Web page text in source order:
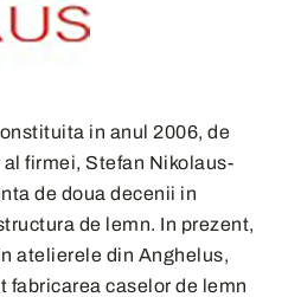
in anul 2006, de
firmei, Stefan Nikolaus-
de doua decenii in
de lemn. In prezent,
atelierele din Anghelus,
fabricarea caselor de lemn